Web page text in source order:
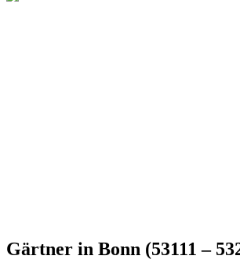
Gärtner in Bonn (53111 –